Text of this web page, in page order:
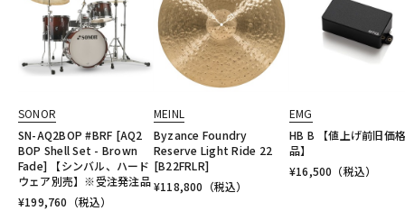
SONOR
SN-AQ2BOP #BRF [AQ2
BOP Shell Set - Brown
Fade] 【シンバル、ハード
ウェア別売】※受注発注品
¥199,760 （税込）
MEINL
Byzance Foundry
Reserve Light Ride 22
[B22FRLR]
¥118,800 （税込）
EMG
HB B 【値上げ前旧価
品】
¥16,500 （税込）